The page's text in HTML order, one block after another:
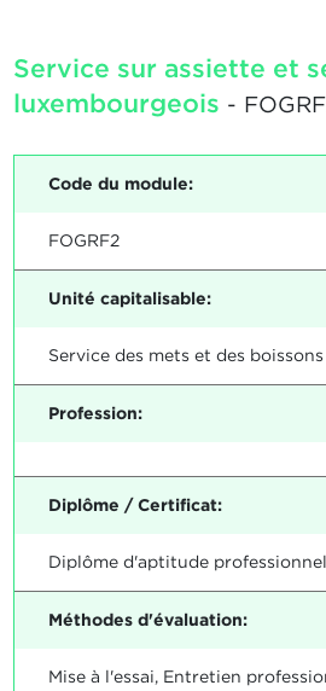
Service sur assiette et
luxembourgeois -
Code du module:
FOGRF2
Unité capitalisable:
Service des mets et des boissons
Profession:
Diplôme / Certificat:
Diplôme d'aptitude
Méthodes d'évaluation:
Mise à l'essai, Entretien